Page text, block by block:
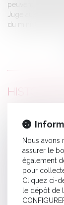
peuvent être
Juge aux
du ministère
Explorimmo
Information
l’ignorance des
Une
du terrain - Le
Le droit au
Nous avons
assurer le
également
pour
Cliquez ci-
le dépôt de